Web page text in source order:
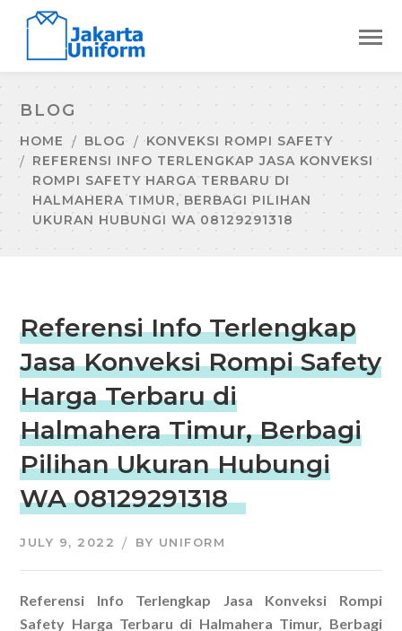
BLOG
HOME BLOG
KONVEKSI ROMPI SAFETY
REFERENSI INFO TERLENGKAP JASA KONVEKSI
ROMPI SAFETY HARGA TERBARU DI
HALMAHERA TIMUR, BERBAGI PILIHAN
UKURAN HUBUNGI WA 08129291318
Referensi Info Terlengkap
Jasa Konveksi Rompi Safety
Harga Terbaru di
Halmahera Timur, Berbagi
Pilihan Ukuran Hubungi
WA 08129291318
JULY 9, 2022 BY UNIFORM
Referensi Info Terlengkap Jasa Konveksi Rompi
Safety Harga Terbaru di Halmahera Timur, Berbagi